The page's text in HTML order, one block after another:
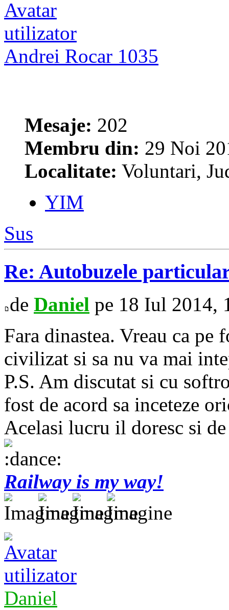
Andrei Rocar 1035
Mesaje: 202
Membru din: 29 Noi
Localitate: Voluntari,
YIM
Sus
Re: Autobuzele
de Daniel pe 18 Iul 2014,
Fara dinastea. Vreau ca
civilizat si sa nu va mai
P.S. Am discutat si cu
fost de acord sa inceteze
Acelasi lucru il doresc si
Railway is my way!
Daniel